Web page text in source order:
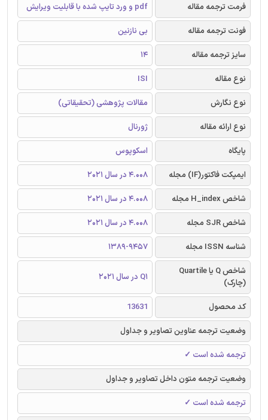
فرمت ترجمه مقاله
pdf و ورد تایپ شده با قابلیت ویرایش
فونت ترجمه مقاله
بی نازنین
سایز ترجمه مقاله
14
نوع مقاله
ISI
نوع نگارش
مقالات پژوهشی (تحقیقاتی)
نوع ارائه مقاله
ژورنال
پایگاه
اسکوپوس
ایمپکت فاکتور(IF) مجله
4.008 در سال 2021
شاخص H_index مجله
4.008 در سال 2021
شاخص SJR مجله
4.008 در سال 2021
شناسه ISSN مجله
1389-9457
شاخص Q یا Quartile
(چارک)
Q1 در سال 2021
کد محصول
13631
وضعیت ترجمه عناوین تصاویر و جداول
ترجمه شده است ✓
وضعیت ترجمه متون داخل تصاویر و جداول
ترجمه شده است ✓